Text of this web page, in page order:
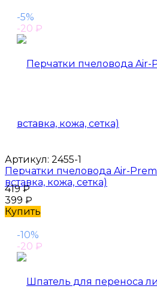
-5%
-20 ₽
Артикул: 2455-1
Перчатки пчеловода Air-
вставка, кожа, сетка)
419₽
399 ₽
Купить
-10%
-20 ₽